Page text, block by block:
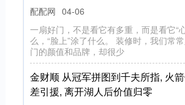
配配网 04-06
一扇好门，不是看它有多重，而是看它“
么，“脸上”涂了什么。 装修时，我们常
门的颜值和品牌，却很少
金财顺 从冠军拼图到千夫所指, 火
差引援, 离开湖人后价值归零